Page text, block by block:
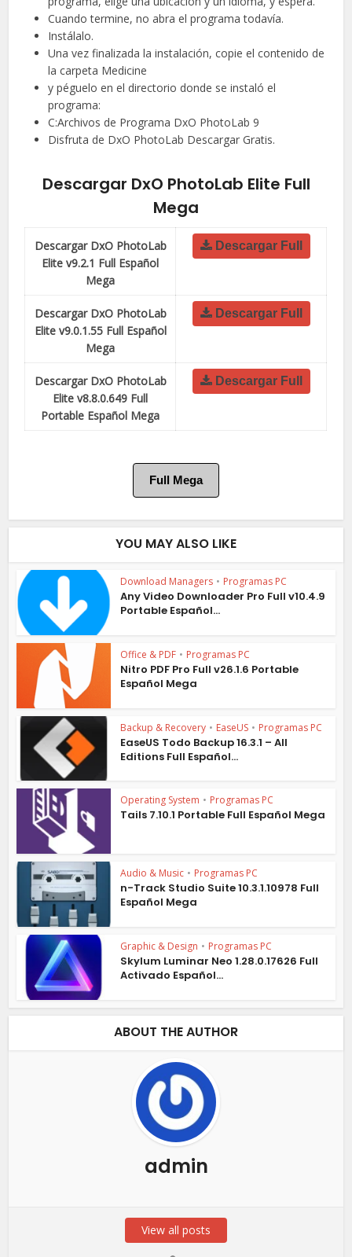
Cuando termine, no abra el programa todavía.
Instálalo.
Una vez finalizada la instalación, copie el contenido de
la carpeta Medicine
y péguelo en el directorio donde se instaló el
programa:
C:Archivos de Programa DxO PhotoLab 9
Disfruta de DxO PhotoLab Descargar Gratis.
Descargar DxO PhotoLab Elite Full
Mega
Descargar DxO PhotoLab
Elite v9.2.1 Full Español
Mega
Descargar Full
Descargar DxO PhotoLab
Elite v9.0.1.55 Full Español
Mega
Descargar Full
Descargar DxO PhotoLab
Elite v8.8.0.649 Full
Portable Español Mega
Descargar Full
Full Mega
YOU MAY ALSO LIKE
Download Managers • Programas PC
Any Video Downloader Pro Full v10.4.9
Portable Español...
Office & PDF • Programas PC
Nitro PDF Pro Full v26.1.6 Portable
Español Mega
Backup & Recovery • EaseUS • Programas PC
EaseUS Todo Backup 16.3.1 – All
Editions Full Español...
Operating System • Programas PC
Tails 7.10.1 Portable Full Español Mega
Audio & Music • Programas PC
n-Track Studio Suite 10.3.1.10978 Full
Español Mega
Graphic & Design • Programas PC
Skylum Luminar Neo 1.28.0.17626 Full
Activado Español...
ABOUT THE AUTHOR
admin
View all posts